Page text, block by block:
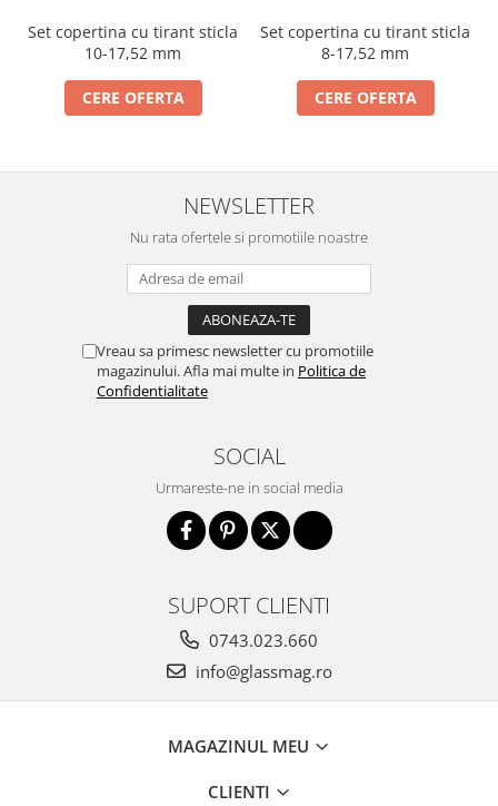
Set copertina cu tirant sticla
10-17,52 mm
CERE OFERTA
Set copertina cu tirant sticla
8-17,52 mm
CERE OFERTA
NEWSLETTER
Nu rata ofertele si promotiile noastre
Vreau sa primesc newsletter cu promotiile
magazinului. Afla mai multe in Politica de
Confidentialitate
SOCIAL
Urmareste-ne in social media
SUPORT CLIENTI
0743.023.660
info@glassmag.ro
MAGAZINUL MEU
CLIENTI